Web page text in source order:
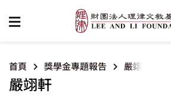
首頁 獎學金專題報告 嚴翊軒
嚴翊軒